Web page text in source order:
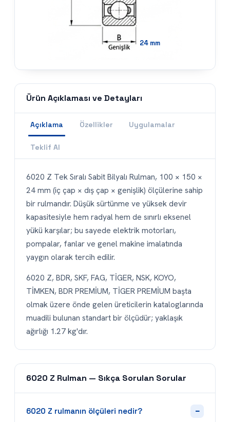
24mm
Ürün Açıklaması ve Detayları
Açıklama Özellikler Uygulamalar
Teklif Al
6020 Z Tek Sıralı Sabit Bilyalı Rulman, 100 × 150 ×
24 mm (iç çap × dış çap × genişlik) ölçülerine sahip
bir rulmandır. Düşük sürtünme ve yüksek devir
kapasitesiyle hem radyal hem de sınırlı eksenel
yükü karşılar; bu sayede elektrik motorları,
pompalar, fanlar ve genel makine imalatında
yaygın olarak tercih edilir.
6020 Z, BDR, SKF, FAG, TİGER, NSK, KOYO,
TİMKEN, BDR PREMİUM, TİGER PREMİUM başta
olmak üzere önde gelen üreticilerin kataloglarında
muadili bulunan standart bir ölçüdür; yaklaşık
ağırlığı 1.27 kg'dır.
6020 Z Rulman — Sıkça Sorulan Sorular
6020 Z rulmanın ölçüleri nedir? −